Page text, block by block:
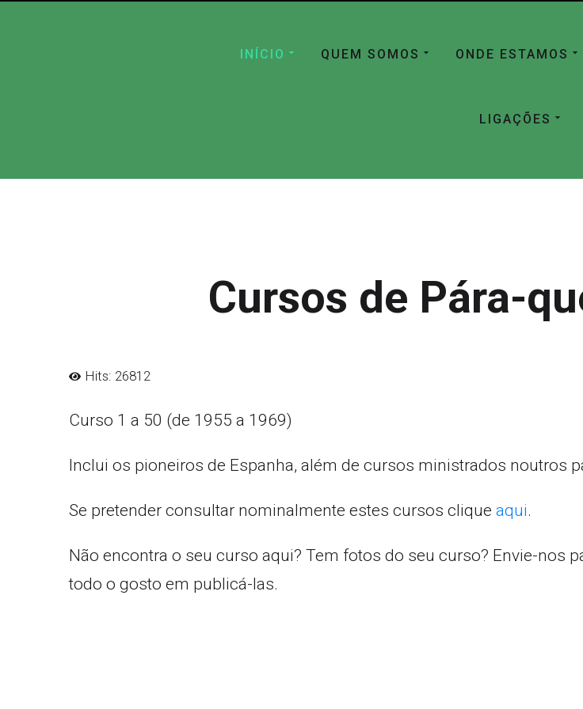
INÍCIO QUEM SOMOS ONDE ESTAMOS
LIGAÇÕES
Cursos de Pára-
Hits: 26812
Curso 1 a 50 (de 1955 a 1969)
Inclui os pioneiros de Espanha, além de cursos ministrados noutros
Se pretender consultar nominalmente estes cursos clique aqui.
Não encontra o seu curso aqui? Tem fotos do seu curso? Envie-nos
todo o gosto em publicá-las.